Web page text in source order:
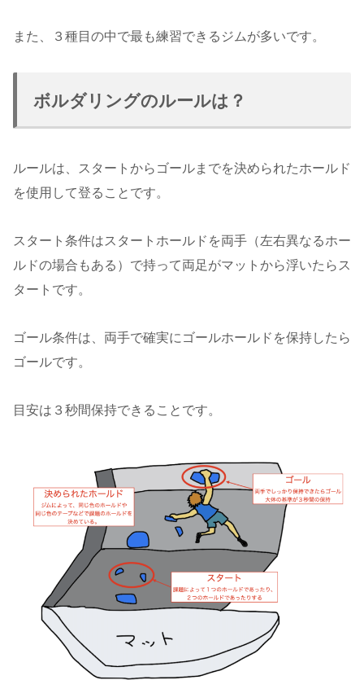
また、３種目の中で最も練習できるジムが多いです。
ボルダリングのルールは？
ルールは、スタートからゴールまでを決められたホールド
を使用して登ることです。
スタート条件はスタートホールドを両手（左右異なるホー
ルドの場合もある）で持って両足がマットから浮いたらス
タートです。
ゴール条件は、両手で確実にゴールホールドを保持したら
ゴールです。
目安は３秒間保持できることです。